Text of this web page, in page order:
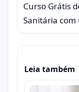
Curso Grátis
Sanitária com
Leia também